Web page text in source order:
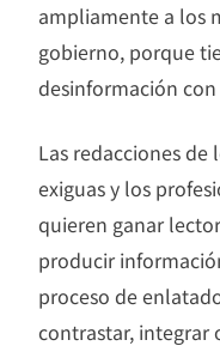
ampliamente a los
gobierno, porque
desinformación
Las redacciones de
exiguas y los
quieren ganar
producir
proceso de
contrastar, integrar